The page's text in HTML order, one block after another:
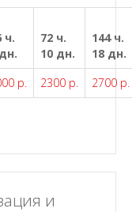
ч.
72 ч.
10 дн.
144 ч.
18 дн.
р. 2300 р. 2700 р.
и